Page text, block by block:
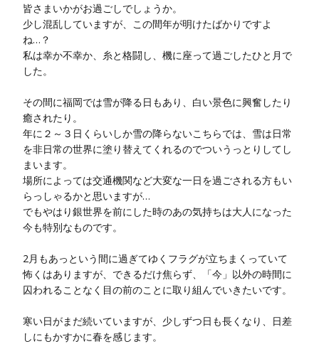
皆さまいかがお過ごしでしょうか。
少し混乱していますが、この間年が明けたばかりですよ
ね…？
私は幸か不幸か、糸と格闘し、機に座って過ごしたひと月で
した。
その間に福岡では雪が降る日もあり、白い景色に興奮したり
癒されたり。
年に２～３日くらいしか雪の降らないこちらでは、雪は日常
を非日常の世界に塗り替えてくれるのでついうっとりしてし
まいます。
場所によっては交通機関など大変な一日を過ごされる方もい
らっしゃるかと思いますが…
でもやはり銀世界を前にした時のあの気持ちは大人になった
今も特別なものです。
2月もあっという間に過ぎてゆくフラグが立ちまくっていて
怖くはありますが、できるだけ焦らず、「今」以外の時間に
囚われることなく目の前のことに取り組んでいきたいです。
寒い日がまだ続いていますが、少しずつ日も長くなり、日差
しにもかすかに春を感じます。